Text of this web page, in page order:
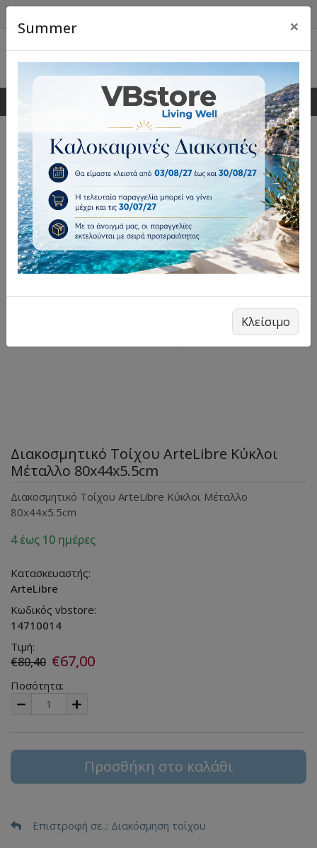
0 0
Διακοσμητικό Τοίχου ArteLibre Κύκλοι
Μέταλλο 80x44x5.5cm
Διακοσμητικό Τοίχου ArteLibre Κύκλοι Μέταλλο
80x44x5.5cm
4 έως 10 ημέρες
Κατασκευαστής:
ArteLibre
Κωδικός vbstore:
14710014
Τιμή:
€80,40 €67,00
Ποσότητα:
Προσθήκη στο καλάθι
Επιστροφή σε..: Διακόσμηση τοίχου
Summer ×
Κλείσιμο